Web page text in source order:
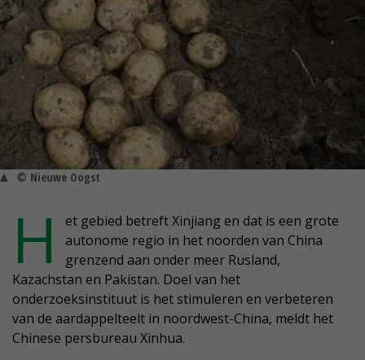
© Nieuwe Oogst
H
et gebied betreft Xinjiang en dat is een grote
autonome regio in het noorden van China
grenzend aan onder meer Rusland,
Kazachstan en Pakistan. Doel van het
onderzoeksinstituut is het stimuleren en verbeteren
van de aardappelteelt in noordwest-China, meldt het
Chinese persbureau Xinhua.